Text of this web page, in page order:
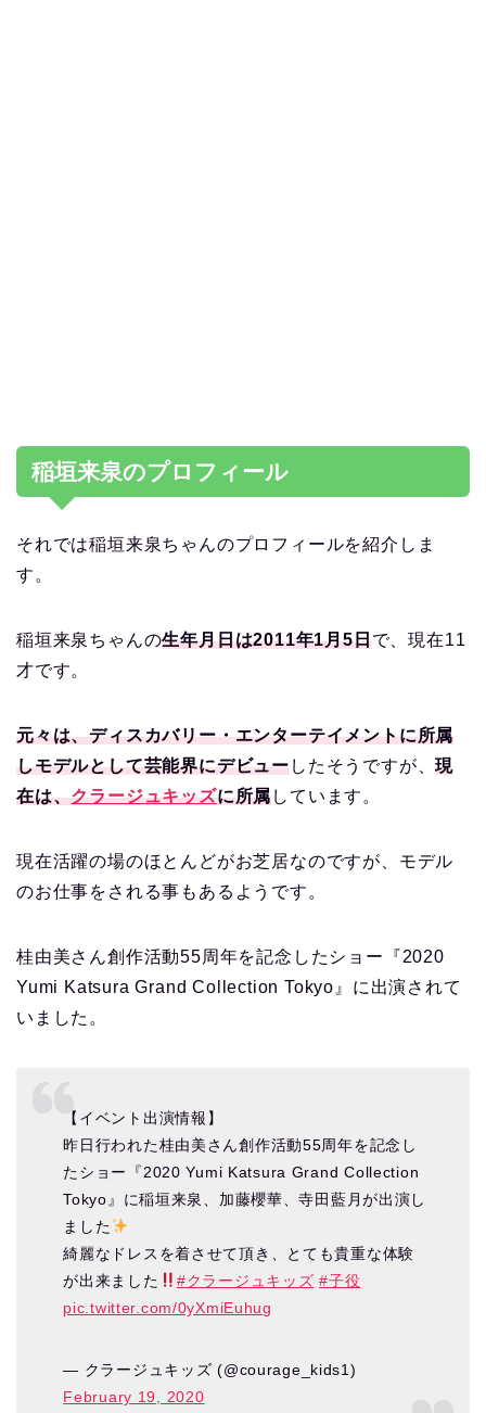
稲垣来泉のプロフィール
それでは稲垣来泉ちゃんのプロフィールを紹介しま
す。
稲垣来泉ちゃんの生年月日は2011年1月5日で、現在11
才です。
元々は、ディスカバリー・エンターテイメントに所属
しモデルとして芸能界にデビューしたそうですが、現
在は、クラージュキッズに所属しています。
現在活躍の場のほとんどがお芝居なのですが、モデル
のお仕事をされる事もあるようです。
桂由美さん創作活動55周年を記念したショー『2020
Yumi Katsura Grand Collection Tokyo』に出演されて
いました。
【イベント出演情報】
昨日行われた桂由美さん創作活動55周年を記念し
たショー『2020 Yumi Katsura Grand Collection
Tokyo』に稲垣来泉、加藤櫻華、寺田藍月が出演し
ました
綺麗なドレスを着させて頂き、とても貴重な体験
が出来ました
#クラージュキッズ #子役
pic.twitter.com/0yXmiEuhug
— クラージュキッズ (@courage_kids1)
February 19, 2020